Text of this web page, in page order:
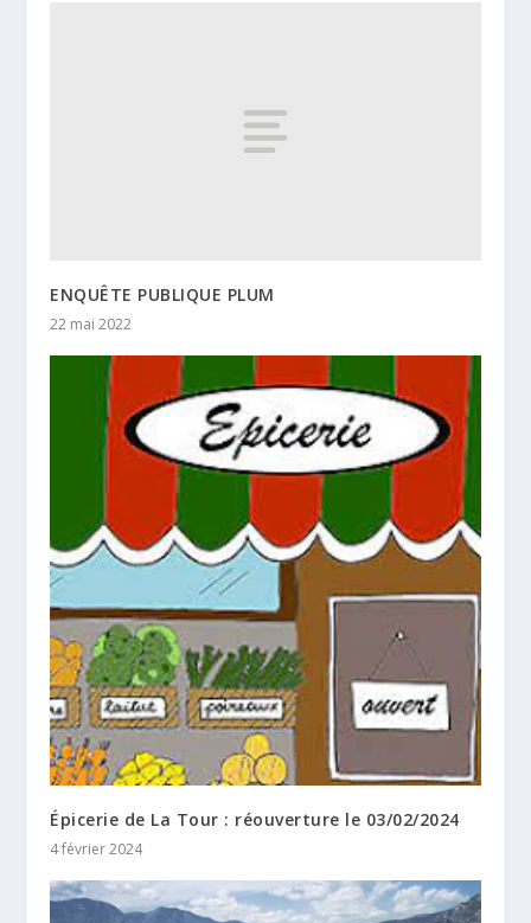
ENQUÊTE PUBLIQUE PLUM
22 mai 2022
Épicerie de La Tour : réouverture le 03/02/2024
4 février 2024